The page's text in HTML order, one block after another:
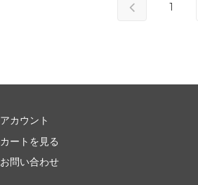
1
アカウント
カートを見る
お問い合わせ